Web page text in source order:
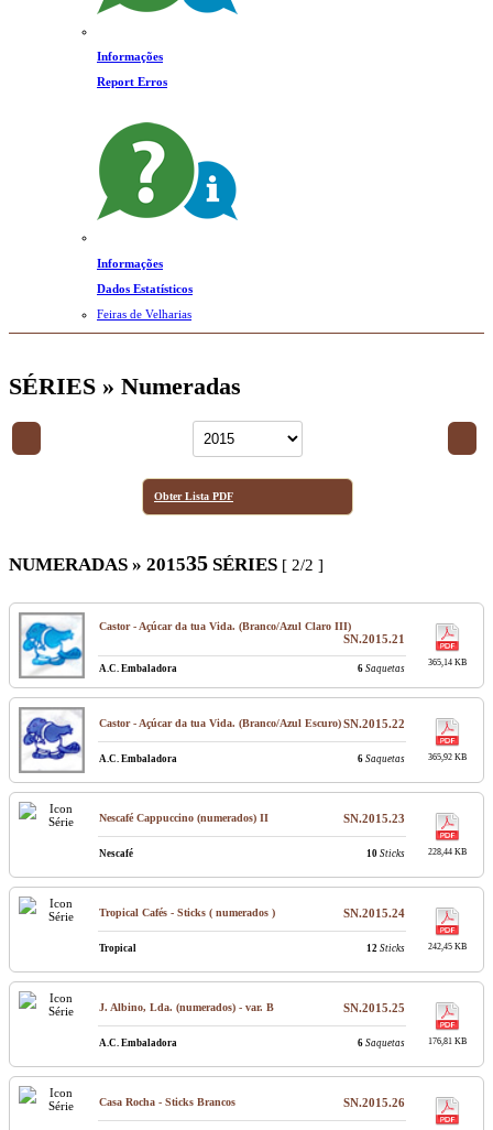
Informações
Report Erros
Informações
Dados Estatísticos
Feiras de Velharias
SÉRIES » Numeradas
Obter Lista PDF
NUMERADAS » 201535 SÉRIES [ 2/2 ]
Castor - Açúcar da tua Vida. (Branco/Azul Claro III)
SN.2015.21
365,14 KB
A.C. Embaladora 6 Saquetas
Castor - Açúcar da tua Vida. (Branco/Azul Escuro)SN.2015.22
365,92 KB
A.C. Embaladora 6 Saquetas
Nescafé Cappuccino (numerados) II SN.2015.23
228,44 KB
Nescafé 10 Sticks
Tropical Cafés - Sticks ( numerados ) SN.2015.24
242,45 KB
Tropical 12 Sticks
J. Albino, Lda. (numerados) - var. B SN.2015.25
176,81 KB
A.C. Embaladora 6 Saquetas
Casa Rocha - Sticks Brancos SN.2015.26